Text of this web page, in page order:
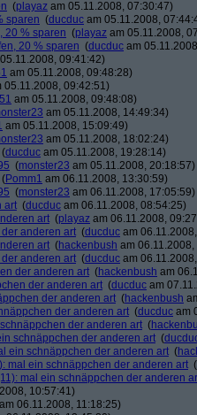
(playaz am 05.11.2008, 07:30:47)
sparen (ducduc am 05.11.2008,
20 % sparen (playaz am 05.11.2008,
20 % sparen (ducduc am
09:41:42)
am 05.11.2008, 09:48:28)
05.11.2008, 09:42:51)
am 05.11.2008, 09:48:08)
am 05.11.2008, 14:49:34)
am 05.11.2008, 15:09:49)
am 05.11.2008, 18:02:24)
(ducduc am 05.11.2008, 19:28:14)
(monster23 am 05.11.2008, 20:18:57)
(Pomm1 am 06.11.2008, 13:30:59)
(monster23 am 06.11.2008, 17:05:59)
art (ducduc am 06.11.2008, 08:54:25)
art (playaz am 06.11.2008,
anderen art (ducduc am
art (hackenbush am
anderen art (ducduc am
der anderen art (hackenbush am
der anderen art (ducduc am
der anderen art (hackenbush
der anderen art (ducduc am
der anderen art (
schnäppchen der anderen art (
ein schnäppchen der anderen art (
mal ein schnäppchen der anderen art (
mal ein schnäppchen der anderen
10:57:41)
am 06.11.2008, 11:18:25)